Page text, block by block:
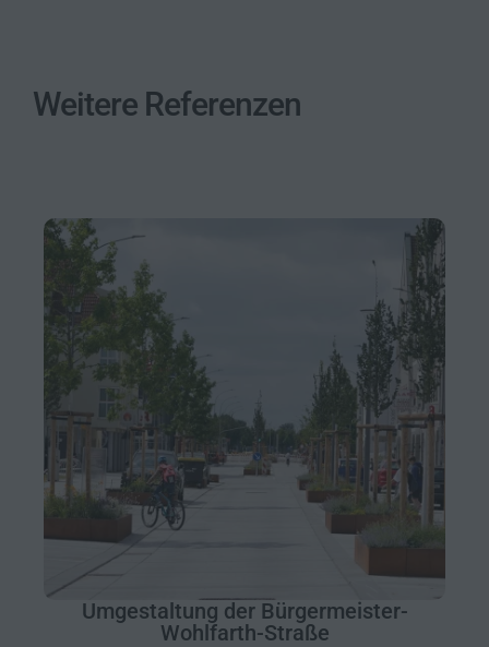
Weitere Referenzen
Umgestaltung der Bürgermeister-
Wohlfarth-Straße